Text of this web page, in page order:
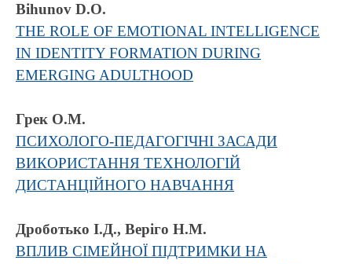
Bihunov D.O.
THE ROLE OF EMOTIONAL INTELLIGENCE
IN IDENTITY FORMATION DURING
EMERGING ADULTHOOD
Грек О.М.
ПСИХОЛОГО-ПЕДАГОГІЧНІ ЗАСАДИ
ВИКОРИСТАННЯ ТЕХНОЛОГІЙ
ДИСТАНЦІЙНОГО НАВЧАННЯ
Дроботько I.Д., Веріго Н.М.
ВПЛИВ СІМЕЙНОЇ ПІДТРИМКИ НА